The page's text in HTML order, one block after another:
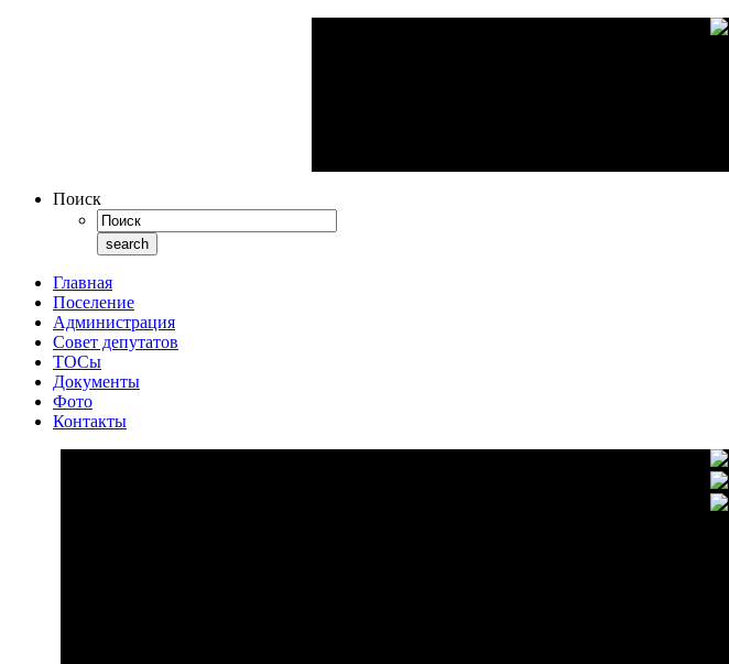
Поиск
Главная
Поселение
Администрация
Совет депутатов
ТОСы
Документы
Фото
Контакты